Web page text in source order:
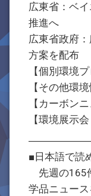
広東省：ベ
推進へ
広東省政府
方案を配布
【個別環境
【その他環
【カーボン
【環境展示
■日本語で読
先週の165
学品ニュース